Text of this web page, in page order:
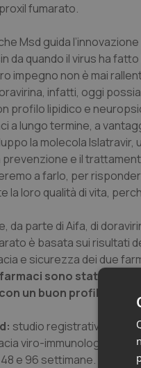
fumarato.
Msd guida
da quando il virus ha
impegno non è mai
infatti, oggi
profilo lipidico e
a lungo termine, a
la molecola
e il
a farlo, per
la loro qualità di vita,
da parte di Aifa, di
è basata sui risultati
e sicurezza dei due
sono stati anche
un buon profilo di
studio registrativo di
viro-immunologica ed
e 96 settimane.